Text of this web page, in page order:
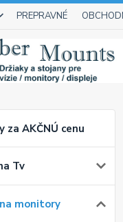
PREPRAVNÉ
za AKČNÚ cenu
Tv
monitory